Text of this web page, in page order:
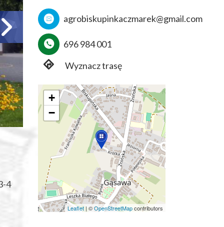
4
agrobiskupinkaczmarek@gmail.com
696 984 001
Wyznacz trasę
+
−
Leaflet | ©OpenStreetMapcontributors